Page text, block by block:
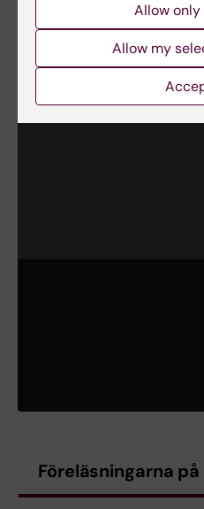
Föreläsningarna på
Allow
Allow my